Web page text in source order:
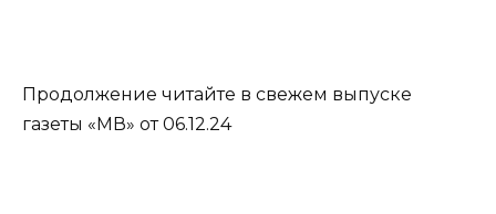
Продолжение читайте в свежем выпуске
газеты «МВ» от 06.12.24